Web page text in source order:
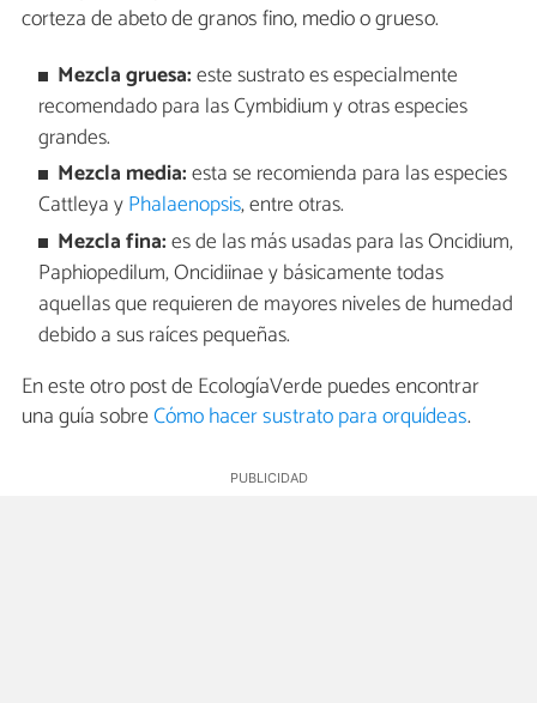
corteza de abeto de granos fino, medio o grueso.
Mezcla gruesa:este sustrato es especialmente
recomendado para las Cymbidium y otras especies
grandes.
Mezcla media:esta se recomienda para las especies
Cattleya yPhalaenopsis, entre otras.
Mezcla fina:es de las más usadas para las Oncidium,
Paphiopedilum, Oncidiinae y básicamente todas
aquellas que requieren de mayores niveles de humedad
debido a sus raíces pequeñas.
En este otro post de EcologíaVerde puedes encontrar
una guía sobreCómo hacer sustrato para orquídeas.